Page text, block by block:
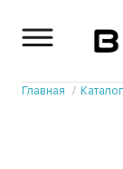
Главная Каталог